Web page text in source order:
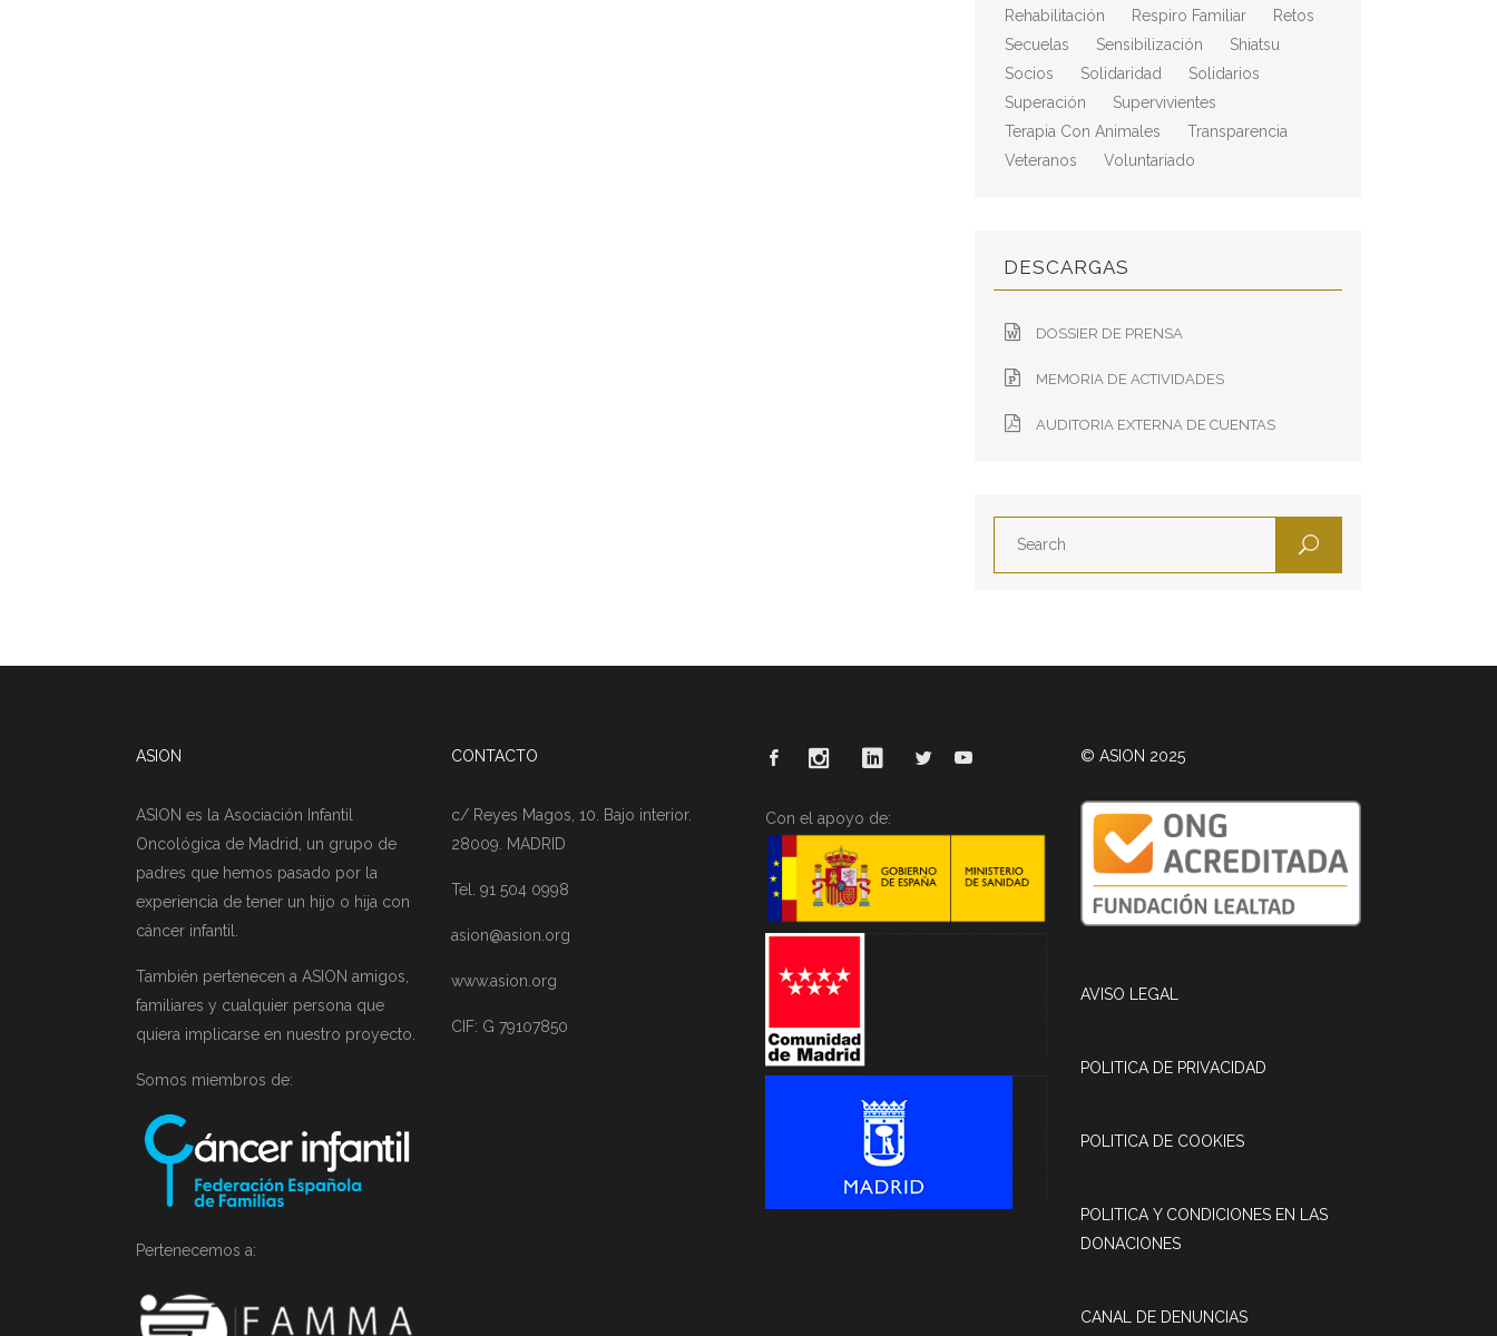
Rehabilitación
Respiro Familiar
Retos
Secuelas
Sensibilización
Shiatsu
Socios
Solidaridad
Solidarios
Superación
Supervivientes
Terapia Con Animales
Transparencia
Veteranos
Voluntariado
DESCARGAS
DOSSIER DE PRENSA
MEMORIA DE ACTIVIDADES
AUDITORIA EXTERNA DE CUENTAS
ASION
ASION es la Asociación Infantil
Oncológica de Madrid, un grupo de
padres que hemos pasado por la
experiencia de tener un hijo o hija con
cáncer infantil.
También pertenecen a ASION amigos,
familiares y cualquier persona que
quiera implicarse en nuestro proyecto.
Somos miembros de:
Pertenecemos a:
CONTACTO
c/ Reyes Magos, 10. Bajo interior.
28009. MADRID
Tel. 91 504 0998
asion@asion.org
www.asion.org
CIF: G 79107850
Con el apoyo de:
© ASION 2025
AVISO LEGAL
POLITICA DE PRIVACIDAD
POLITICA DE COOKIES
POLITICA Y CONDICIONES EN LAS
DONACIONES
CANAL DE DENUNCIAS